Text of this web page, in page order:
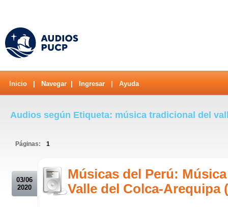
Inicio Navegar Ingresar Ayuda
Audios según Etiqueta: música tradicional del
Páginas: 1
03/06
2020
Músicas del Perú:
Valle del Colca-Arequipa